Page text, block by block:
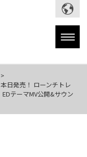
日発売！ ローンチトレ
テーマMV公開&サウン